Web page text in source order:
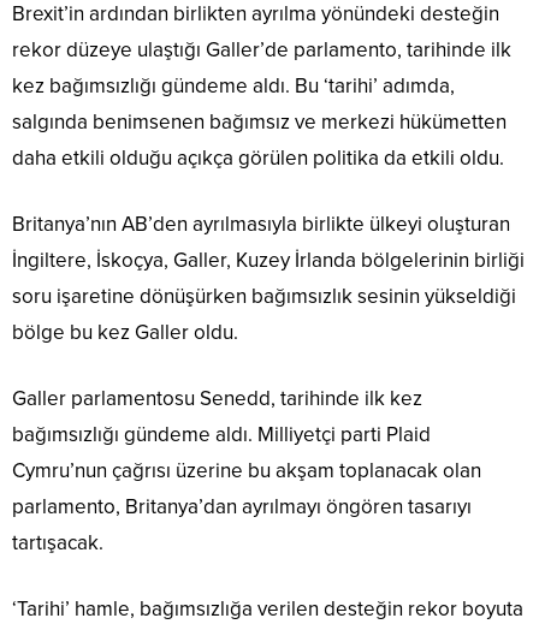
Brexit’in ardından birlikten ayrılma yönündeki desteğin
rekor düzeye ulaştığı Galler’de parlamento, tarihinde ilk
kez bağımsızlığı gündeme aldı. Bu ‘tarihi’ adımda,
salgında benimsenen bağımsız ve merkezi hükümetten
daha etkili olduğu açıkça görülen politika da etkili oldu.
Britanya’nın AB’den ayrılmasıyla birlikte ülkeyi oluşturan
İngiltere, İskoçya, Galler, Kuzey İrlanda bölgelerinin birliği
soru işaretine dönüşürken bağımsızlık sesinin yükseldiği
bölge bu kez Galler oldu.
Galler parlamentosu Senedd, tarihinde ilk kez
bağımsızlığı gündeme aldı. Milliyetçi parti Plaid
Cymru’nun çağrısı üzerine bu akşam toplanacak olan
parlamento, Britanya’dan ayrılmayı öngören tasarıyı
tartışacak.
‘Tarihi’ hamle, bağımsızlığa verilen desteğin rekor boyuta